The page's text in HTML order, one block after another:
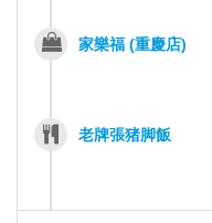
家樂福 (重慶店)
老牌張猪脚飯